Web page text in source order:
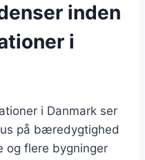
inden
i
i Danmark ser
på bæredygtighed
og flere bygninger